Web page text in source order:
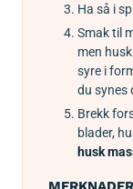
Ha så i
Smak til
men
syre i
du synes
Brekk
blader,
husk